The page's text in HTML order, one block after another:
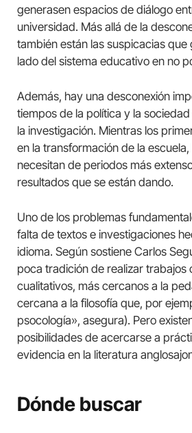
generasen espacios de diálogo
universidad. Más allá de la
también están las suspicacias
lado del sistema educativo en no
Además, hay una desconexión
tiempos de la política y la
la investigación. Mientras los
en la transformación de la
necesitan de periodos más
resultados que se están dando.
Uno de los problemas
falta de textos e investigaciones
idioma. Según sostiene Carlos
poca tradición de realizar trabajos
cualitativos, más cercanos a la
cercana a la filosofía que, por
psocología», asegura). Pero
posibilidades de acercarse a
evidencia en la literatura
Dónde buscar